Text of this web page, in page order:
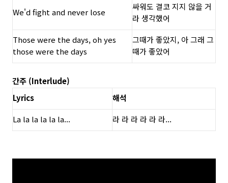
We'd fight and never lose
싸워도 결코 지지 않을 거
라 생각했어
Those were the days, oh yes
those were the days
그때가 좋았지, 아 그래 그
때가 좋았어
간주 (Interlude)
Lyrics
해석
La la la la la la...
라 라 라 라 라 라...